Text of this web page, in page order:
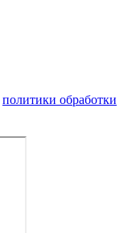
политики обработки